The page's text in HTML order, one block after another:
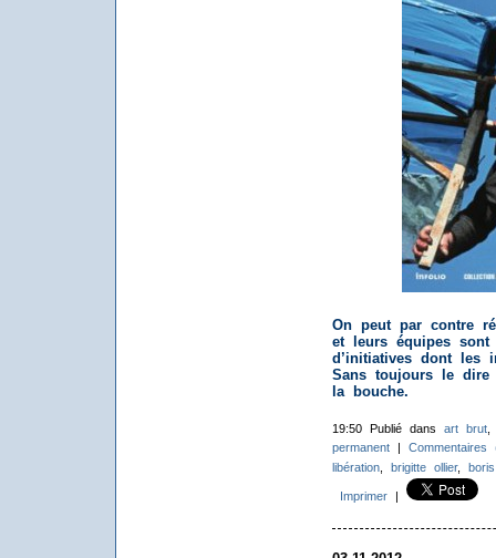
On peut par contre
et leurs équipes sont
d’initiatives dont les
Sans toujours le dire
la bouche.
19:50 Publié dans art brut
permanent| Commentaires
libération, brigitte ollier,
Imprimer|